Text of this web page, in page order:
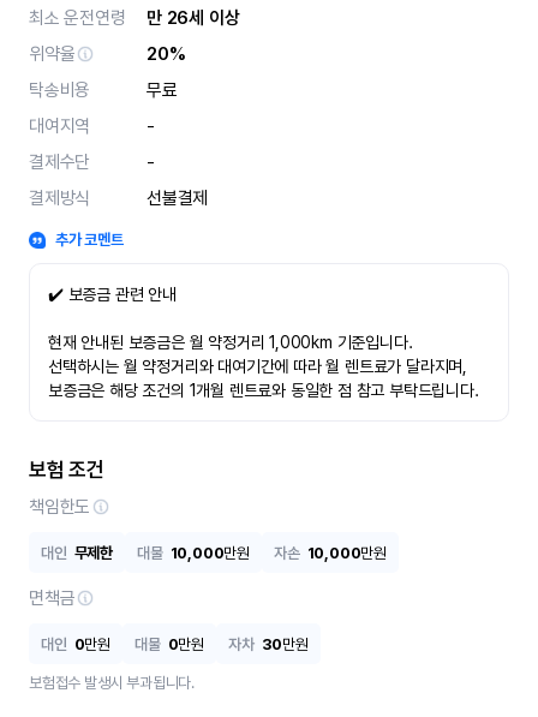
최소 운전연령
만 26세 이상
위약율
20%
탁송비용
무료
대여지역
-
결제수단
-
결제방식
선불결제
추가 코멘트
✔️ 보증금 관련 안내
현재 안내된 보증금은 월 약정거리 1,000km 기준입니다.
선택하시는 월 약정거리와 대여기간에 따라 월 렌트료가 달라지며,
보증금은 해당 조건의 1개월 렌트료와 동일한 점 참고 부탁드립니다.
보험 조건
책임한도
대인 무제한 대물 10,000만원 자손 10,000만원
면책금
대인 0만원 대물 0만원 자차 30만원
보험접수 발생시 부과됩니다.